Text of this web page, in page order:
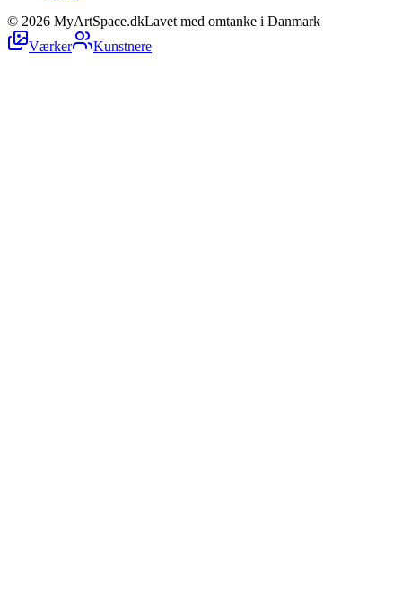
© 2026 MyArtSpace.dkLavet med omtanke i Danmark
Værker
Kunstnere